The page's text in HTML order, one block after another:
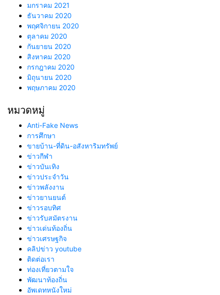
มกราคม 2021
ธันวาคม 2020
พฤศจิกายน 2020
ตุลาคม 2020
กันยายน 2020
สิงหาคม 2020
กรกฎาคม 2020
มิถุนายน 2020
พฤษภาคม 2020
หมวดหมู่
Anti-Fake News
การศึกษา
ขายบ้าน-ที่ดิน-อสังหาริมทรัพย์
ข่าวกีฬา
ข่าวบันเทิง
ข่าวประจำวัน
ข่าวพลังงาน
ข่าวยานยนต์
ข่าวรอบทิศ
ข่าวรับสมัตรงาน
ข่าวเด่นท้องถิ่น
ข่าวเศรษฐกิจ
คลิปข่าว youtube
ติดต่อเรา
ท่องเที่ยวตามใจ
พัฒนาท้องถิ่น
อัพเดทหนังใหม่